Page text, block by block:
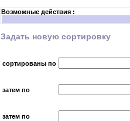
Возможные действия :
Задать новую сортировку
сортированы по
затем по
затем по